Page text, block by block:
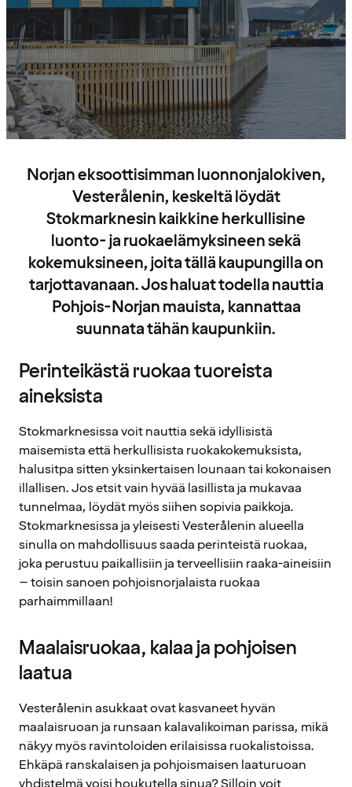
Norjan eksoottisimman luonnonjalokiven,
Vesterålenin, keskeltä löydät
Stokmarknesin kaikkine herkullisine
luonto- ja ruokaelämyksineen sekä
kokemuksineen, joita tällä kaupungilla on
tarjottavanaan. Jos haluat todella nauttia
Pohjois-Norjan mauista, kannattaa
suunnata tähän kaupunkiin.
Perinteikästä ruokaa tuoreista
aineksista
Stokmarknesissa voit nauttia sekä idyllisistä
maisemista että herkullisista ruokakokemuksista,
halusitpa sitten yksinkertaisen lounaan tai kokonaisen
illallisen. Jos etsit vain hyvää lasillista ja mukavaa
tunnelmaa, löydät myös siihen sopivia paikkoja.
Stokmarknesissa ja yleisesti Vesterålenin alueella
sinulla on mahdollisuus saada perinteistä ruokaa,
joka perustuu paikallisiin ja terveellisiin raaka-aineisiin
– toisin sanoen pohjoisnorjalaista ruokaa
parhaimmillaan!
Maalaisruokaa, kalaa ja pohjoisen
laatua
Vesterålenin asukkaat ovat kasvaneet hyvän
maalaisruoan ja runsaan kalavalikoiman parissa, mikä
näkyy myös ravintoloiden erilaisissa ruokalistoissa.
Ehkäpä ranskalaisen ja pohjoismaisen laaturuoan